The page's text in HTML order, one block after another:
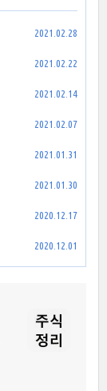
2021.02.28
2021.02.22
2021.02.14
2021.02.07
2021.01.31
2021.01.30
2020.12.17
2020.12.01